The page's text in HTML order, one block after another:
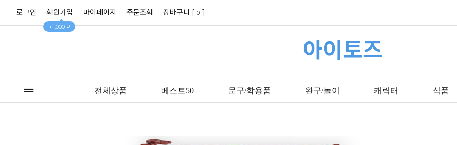
로그인 회원가입
+1,000 P
마이페이지 주문조회 장바구니 [ 0 ]
아이토즈
전체상품 베스트50 문구/학용품 완구/놀이 캐릭터 식품